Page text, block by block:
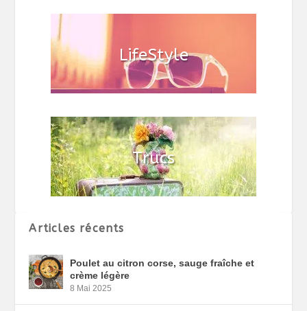
Articles récents
Poulet au citron corse, sauge fraîche et
crème légère
8 Mai 2025